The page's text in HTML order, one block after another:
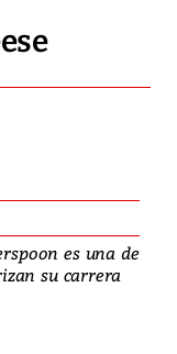
es una de
su carrera